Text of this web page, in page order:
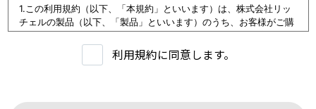
1.この利用規約（以下、「本規約」といいます）は、株式会社リッ
チェルの製品（以下、「製品」といいます）のうち、お客様がご購
入いただいた製品または購入を検討中の製品（以下、「当該製品」
といいます。）に関するデータ（以下、「本データ等」といいま
す）の提供サービス（以下「本サービス」といいます）における利
に従い本サービスを利用いただくものとし、本規約に同意いただけ
利用規約に同意します。